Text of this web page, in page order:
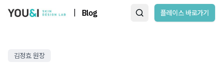
Blog 플레이스 바로가기
김정효 원장